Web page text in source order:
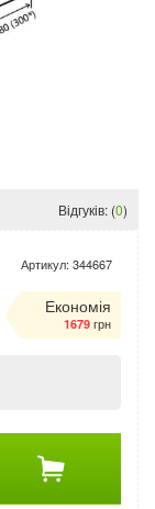
Відгуків: (0)
Артикул: 344667
Економія
1679 грн